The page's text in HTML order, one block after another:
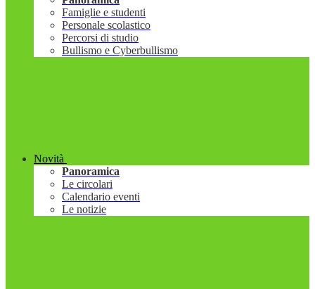
Famiglie e studenti
Personale scolastico
Percorsi di studio
Bullismo e Cyberbullismo
Novità
Panoramica
Le circolari
Calendario eventi
Le notizie